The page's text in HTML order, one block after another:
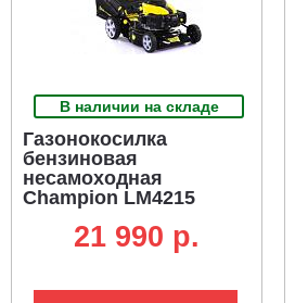
В наличии на складе
Газонокосилка
бензиновая
несамоходная
Champion LM4215
99 см3, 40 л, 22 кг)
21 990 p.